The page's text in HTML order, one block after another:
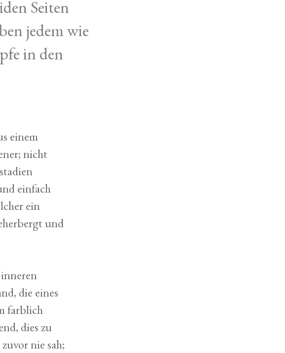
Seiten
jedem wie
in den
einem
nicht
einfach
ein
und
die eines
farblich
dies zu
nie sah;